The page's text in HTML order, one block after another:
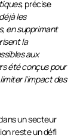
précise
les
en supprimant
la
aux
été conçus pour
l’impact des
un secteur
reste un défi